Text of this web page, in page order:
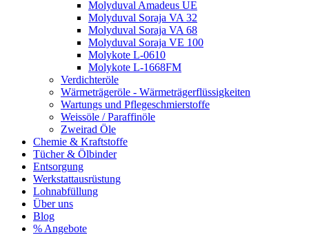
Molyduval Amadeus UE
Molyduval Soraja VA 32
Molyduval Soraja VA 68
Molyduval Soraja VE 100
Molykote L-0610
Molykote L-1668FM
Verdichteröle
Wärmeträgeröle - Wärmeträgerflüssigkeiten
Wartungs und Pflegeschmierstoffe
Weissöle / Paraffinöle
Zweirad Öle
Chemie & Kraftstoffe
Tücher & Ölbinder
Entsorgung
Werkstattausrüstung
Lohnabfüllung
Über uns
Blog
% Angebote